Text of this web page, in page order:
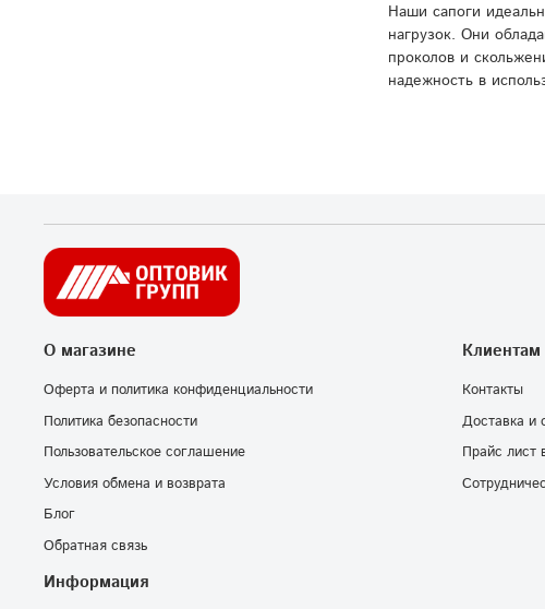
Наши сапоги
нагрузок. Они
проколов и
надежность в
О магазине
Оферта и политика конфиденциальности
Политика безопасности
Пользовательское соглашение
Условия обмена и возврата
Блог
Обратная связь
Клиентам
Контакты
Доставка и
Прайс лист
Информация